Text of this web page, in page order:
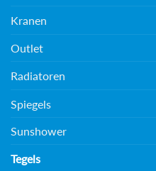
Kranen
Outlet
Radiatoren
Spiegels
Sunshower
Tegels